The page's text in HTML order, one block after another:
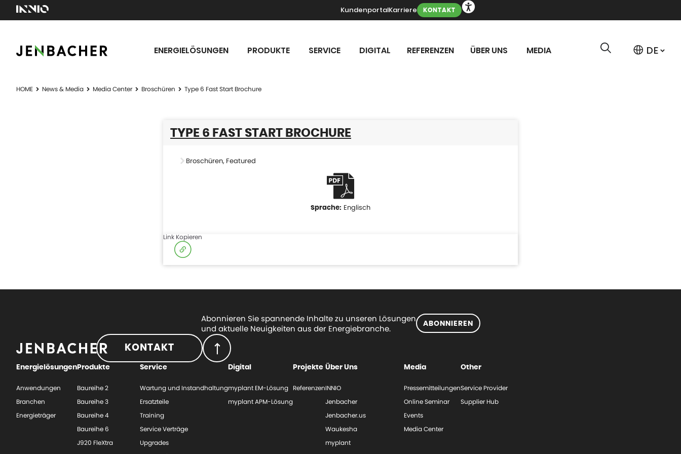
KundenportalKarriere KONTAKT
ENERGIELÖSUNGEN PRODUKTE SERVICE DIGITAL REFERENZEN ÜBER UNS MEDIA
HOME News & Media Media Center Broschüren Type 6 Fast Start Brochure
TYPE 6 FAST START BROCHURE
Broschüren, Featured
Englisch
Link Kopieren
Abonnieren Sie spannende Inhalte zu unseren Lösungen
und aktuelle Neuigkeiten aus der Energiebranche.
ABONNIEREN
KONTAKT
Energielösungen
Anwendungen
Branchen
Energieträger
Produkte
Baureihe 2
Baureihe 3
Baureihe 4
Baureihe 6
J920 FleXtra
Service
Wartung und Instandhaltung
Ersatzteile
Training
Service Verträge
Upgrades
Digital
myplant EM-Lösung
myplant APM-Lösung
Projekte
Referenzen
Über Uns
INNIO
Jenbacher
Jenbacher.us
Waukesha
myplant
Media
Pressemitteilungen
Online Seminar
Events
Media Center
Other
Service Provider
Supplier Hub